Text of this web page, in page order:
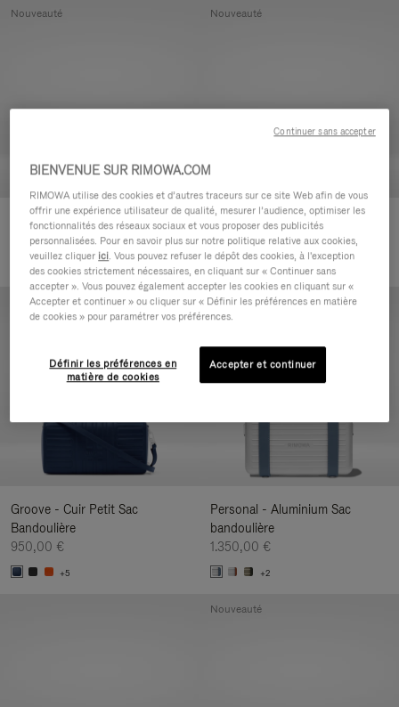
Groove - Cuir Pochette zippée
420,00 €
Nouveauté
Groove - Cuir Pochette zippée
420,00 €
Nouveauté
Groove - Cuir Petit Sac
Bandoulière
950,00 €
+5
Nouveauté
Personal - Aluminium Sac
bandoulière
1.350,00 €
+2
Nouveauté
BIENVENUE SUR RIMOWA.COM
RIMOWA utilise des cookies et d’autres traceurs sur ce site Web afin de vous
offrir une expérience utilisateur de qualité, mesurer l’audience, optimiser les
fonctionnalités des réseaux sociaux et vous proposer des publicités
personnalisées. Pour en savoir plus sur notre politique relative aux cookies,
veuillez cliquer ici. Vous pouvez refuser le dépôt des cookies, à l'exception
des cookies strictement nécessaires, en cliquant sur « Continuer sans
accepter ». Vous pouvez également accepter les cookies en cliquant sur «
Accepter et continuer » ou cliquer sur « Définir les préférences en matière
de cookies » pour paramétrer vos préférences.
Définir les préférences en
matière de cookies
Accepter et continuer
Continuer sans accepter